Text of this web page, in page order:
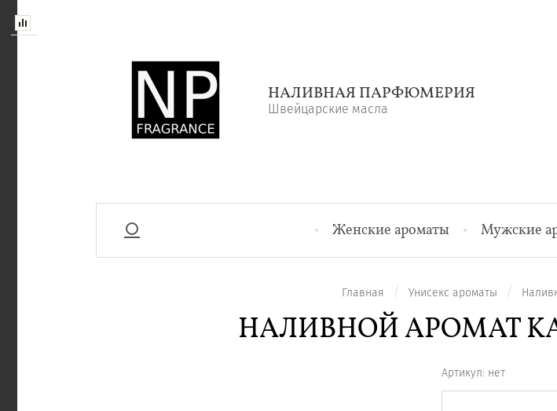
НАЛИВНАЯ ПАРФЮМЕРИЯ
Швейцарские масла
Женские ароматы Мужские
Главная / Унисекс ароматы /
НАЛИВНОЙ АРОМАТ
Артикул: нет